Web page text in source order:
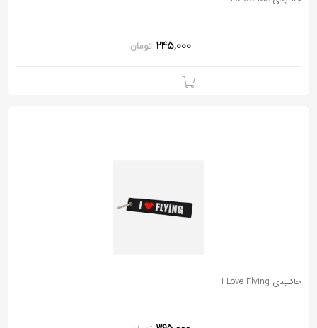
تومان 245,000
جاکلیدی I Love Flying